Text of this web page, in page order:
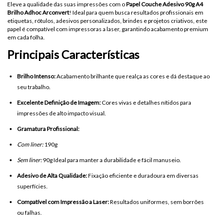
Eleve a qualidade das suas impressões com oPapel Couche Adesivo 90g A4
Brilho Adhoc Arconvert! Ideal para quem busca resultados profissionais em
etiquetas, rótulos, adesivos personalizados, brindes e projetos criativos, este
papel é compatível com impressoras a laser, garantindo acabamento premium
em cada folha.
Principais Características
Brilho Intenso:Acabamento brilhante que realça as cores e dá destaque ao
seu trabalho.
Excelente Definição de Imagem:Cores vivas e detalhes nítidos para
impressões de alto impacto visual.
Gramatura Profissional:
Com liner:190g
Sem liner:90g Ideal para manter a durabilidade e fácil manuseio.
Adesivo de Alta Qualidade:Fixação eficiente e duradoura em diversas
superfícies.
Compatível com Impressão a Laser:Resultados uniformes, sem borrões
ou falhas.